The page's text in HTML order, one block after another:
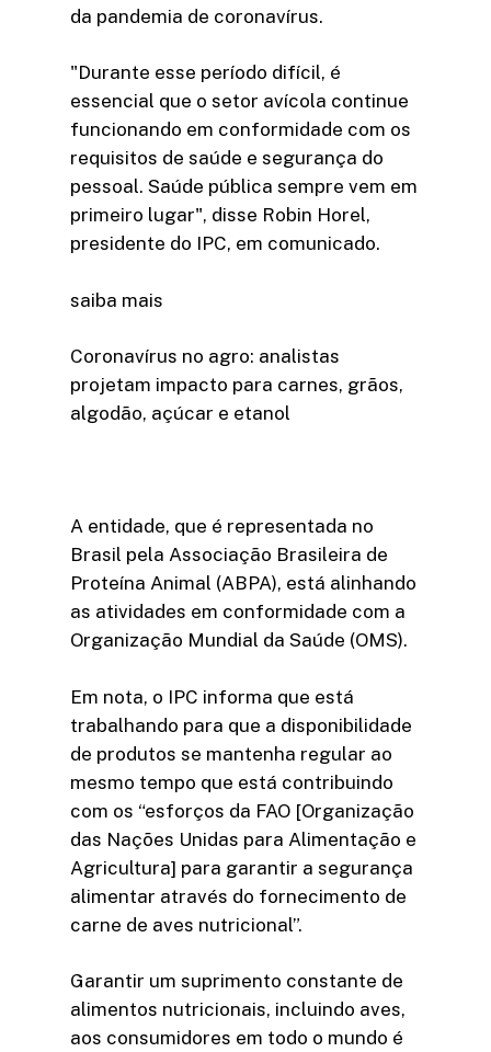
da pandemia de coronavírus.
"Durante esse período difícil, é
essencial que o setor avícola continue
funcionando em conformidade com os
requisitos de saúde e segurança do
pessoal. Saúde pública sempre vem em
primeiro lugar", disse Robin Horel,
presidente do IPC, em comunicado.
saiba mais
Coronavírus no agro: analistas
projetam impacto para carnes, grãos,
algodão, açúcar e etanol
A entidade, que é representada no
Brasil pela Associação Brasileira de
Proteína Animal (ABPA), está alinhando
as atividades em conformidade com a
Organização Mundial da Saúde (OMS).
Em nota, o IPC informa que está
trabalhando para que a disponibilidade
de produtos se mantenha regular ao
mesmo tempo que está contribuindo
com os “esforços da FAO [Organização
das Nações Unidas para Alimentação e
Agricultura] para garantir a segurança
alimentar através do fornecimento de
carne de aves nutricional”.
Garantir um suprimento constante de
alimentos nutricionais, incluindo aves,
aos consumidores em todo o mundo é